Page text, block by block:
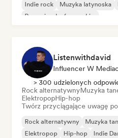
Indie rock
Muzyka latynoska
Rap w języku francuskim
Listenwithdavid
Influencer W
> 300 udzielonych
Rock alternatywnyMuzyka
ElektropopHip-hop
Twórz przyciągające uwagę
Rock alternatywny Muzyka
Elektropop
Hip-hop Indie